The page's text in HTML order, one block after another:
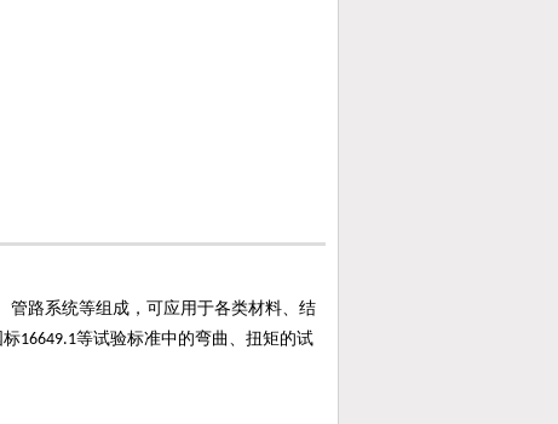
管路系统等组成，可应用于各类材料、结
标16649.1等试验标准中的弯曲、扭矩的试